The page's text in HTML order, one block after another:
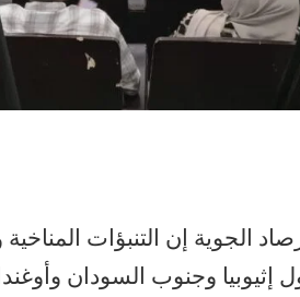
الجوية إن التنبؤات
دول إثيوبيا وجنوب السودان